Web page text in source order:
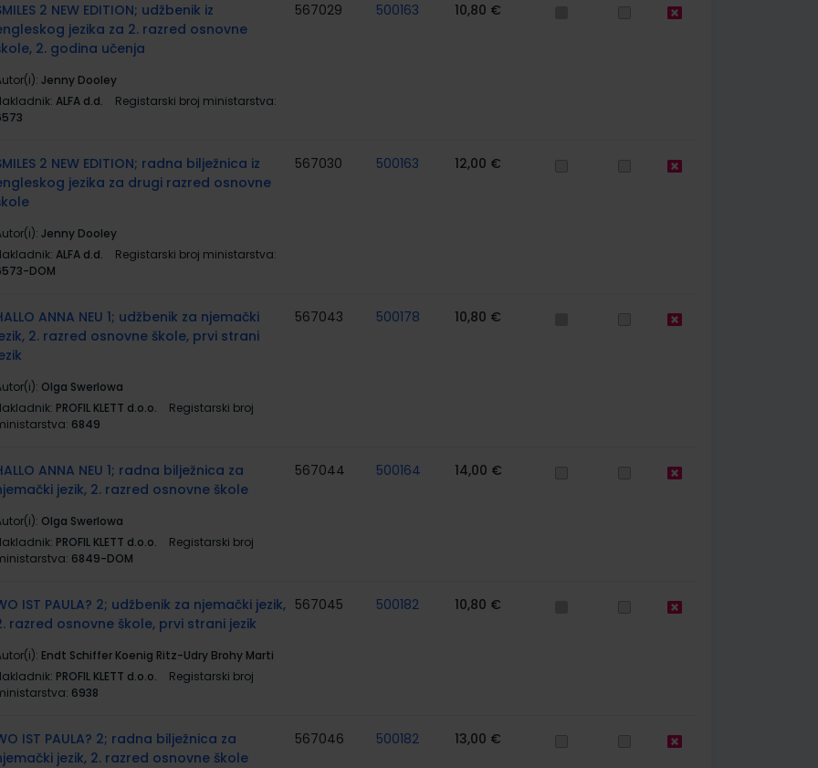
2 NEW EDITION; udžbenik iz
jezika za 2. razred osnovne
2. godina učenja
Jenny Dooley
ALFA d.d.
Registarski broj ministarstva:
567029 500163 10,80 €
2 NEW EDITION; radna bilježnica iz
jezika za drugi razred osnovne
Jenny Dooley
ALFA d.d.
Registarski broj ministarstva:
DOM
567030 500163 12,00 €
ANNA NEU 1; udžbenik za njemački
2. razred osnovne škole, prvi strani
Olga Swerlowa
PROFIL KLETT d.o.o.
Registarski broj
6849
567043 500178 10,80 €
ANNA NEU 1; radna bilježnica za
jezik, 2. razred osnovne škole
Olga Swerlowa
PROFIL KLETT d.o.o.
Registarski broj
6849-DOM
567044 500164 14,00 €
IST PAULA? 2; udžbenik za njemački jezik,
razred osnovne škole, prvi strani jezik
Endt Schiffer Koenig Ritz-Udry Brohy Marti
PROFIL KLETT d.o.o.
Registarski broj
6938
567045 500182 10,80 €
IST PAULA? 2; radna bilježnica za
jezik, 2. razred osnovne škole
567046 500182 13,00 €